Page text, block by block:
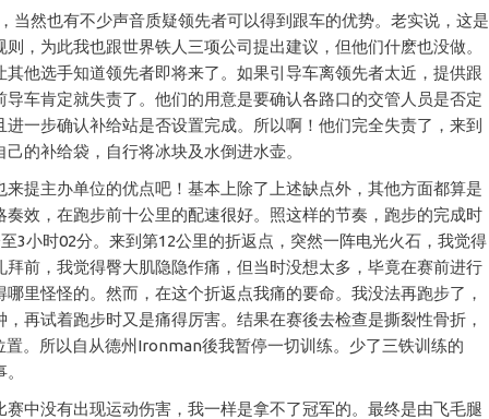
当然也有不少声音质疑领先者可以得到跟车的优势。老实说，这是
，为此我也跟世界铁人三项公司提出建议，但他们什麽也没做。
其他选手知道领先者即将来了。如果引导车离领先者太近，提供跟
导车肯定就失责了。他们的用意是要确认各路口的交管人员是否定
一步确认补给站是否设置完成。所以啊！他们完全失责了，来到
的补给袋，自行将冰块及水倒进水壶。
来提主办单位的优点吧！基本上除了上述缺点外，其他方面都算是
奏效，在跑步前十公里的配速很好。照这样的节奏，跑步的完成时
3小时02分。来到第12公里的折返点，突然一阵电光火石，我觉得
拜前，我觉得臀大肌隐隐作痛，但当时没想太多，毕竟在赛前进行
里怪怪的。然而，在这个折返点我痛的要命。我没法再跑步了，
再试着跑步时又是痛得厉害。结果在赛後去检查是撕裂性骨折，
置。所以自从德州Ironman後我暂停一切训练。少了三铁训练的
赛中没有出现运动伤害，我一样是拿不了冠军的。最终是由飞毛腿